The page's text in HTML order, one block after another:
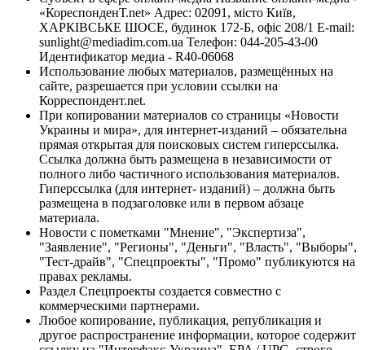
«КореспонденТ.net» Адрес: 02091, місто Київ,
ХАРКІВСЬКЕ ШОСЕ, будинок 172-Б, офіс 208/1 E-mail:
sunlight@mediadim.com.ua Телефон: 044-205-43-00
Идентификатор медиа - R40-06068
Использование любых материалов, размещённых на
сайте, разрешается при условии ссылки на
Корреспондент.net.
При копировании материалов со страницы «Новости
Украины и мира», для интернет-изданий – обязательна
прямая открытая для поисковых систем гиперссылка.
Ссылка должна быть размещена в независимости от
полного либо частичного использования материалов.
Гиперссылка (для интернет- изданий) – должна быть
размещена в подзаголовке или в первом абзаце
материала.
Новости с пометками "Мнение", "Экспертиза",
"Заявление", "Регионы", "Деньги", "Власть", "Выборы",
"Тест-драйв", "Спецпроекты", "Промо" публикуются на
правах рекламы.
Раздел Спецпроекты создается совместно с
коммерческими партнерами.
Любое копирование, публикация, републикация и
другое распространение информации, которое содержит